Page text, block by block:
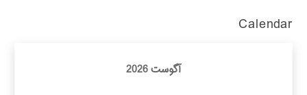
Calendar
آگوست 2026